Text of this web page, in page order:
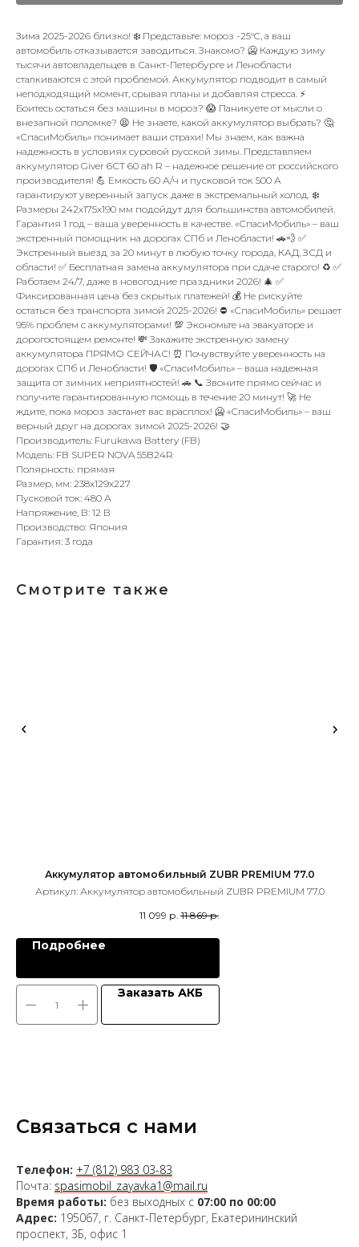
Зима 2025-2026 близко! ❄️ Представьте: мороз -25°C, а ваш
автомобиль отказывается заводиться. Знакомо? 🥶 Каждую зиму
тысячи автовладельцев в Санкт-Петербурге и Ленобласти
сталкиваются с этой проблемой. Аккумулятор подводит в самый
неподходящий момент, срывая планы и добавляя стресса. ⚡
Боитесь остаться без машины в мороз? 😱 Паникуете от мысли о
внезапной поломке? 😫 Не знаете, какой аккумулятор выбрать? 🤔
«СпасиМобиль» понимает ваши страхи! Мы знаем, как важна
надежность в условиях суровой русской зимы. Представляем
аккумулятор Giver 6СТ 60 ah R – надежное решение от российского
производителя! 💪 Емкость 60 А/ч и пусковой ток 500 А
гарантируют уверенный запуск даже в экстремальный холод. ❄️
Размеры 242x175x190 мм подойдут для большинства автомобилей.
Гарантия 1 год – ваша уверенность в качестве. «СпасиМобиль» – ваш
экстренный помощник на дорогах СПб и Ленобласти! 🚗💨 ✅
Экстренный выезд за 20 минут в любую точку города, КАД, ЗСД и
области! ✅ Бесплатная замена аккумулятора при сдаче старого! ♻️ ✅
Работаем 24/7, даже в новогодние праздники 2026! 🎄 ✅
Фиксированная цена без скрытых платежей! 💰 Не рискуйте
остаться без транспорта зимой 2025-2026! ⛔ «СпасиМобиль» решает
95% проблем с аккумуляторами! 💯 Экономьте на эвакуаторе и
дорогостоящем ремонте! 💸 Закажите экстренную замену
аккумулятора ПРЯМО СЕЙЧАС! ⏰ Почувствуйте уверенность на
дорогах СПб и Ленобласти! 🛡️ «СпасиМобиль» – ваша надежная
защита от зимних неприятностей! 🚗 📞 Звоните прямо сейчас и
получите гарантированную помощь в течение 20 минут! 🚀 Не
ждите, пока мороз застанет вас врасплох! 🥶 «СпасиМобиль» – ваш
верный друг на дорогах зимой 2025-2026! 🤝
Производитель: Furukawa Battery (FB)
Модель: FB SUPER NOVA 55B24R
Полярность: прямая
Размер, мм: 238x129x227
Пусковой ток: 480 А
Напряжение, В: 12 В
Производство: Япония
Гарантия: 3 года
Смотрите также
Аккумулятор автомобильный ZUBR PREMIUM 77.0
Артикул: Аккумулятор автомобильный ZUBR PREMIUM 77.0
11 099 р. 11 869 р.
Подробнее
Заказать АКБ
Связаться с нами
Телефон: +7 (812) 983 03-83
Почта: spasimobil_zayavka1@mail.ru
Время работы: без выходных с 07:00 по 00:00
Адрес: 195067, г. Санкт-Петербург, Екатерининский
проспект, 3Б, офис 1